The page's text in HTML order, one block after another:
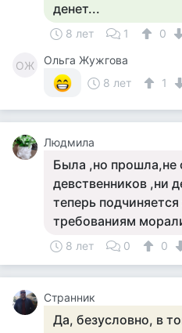
денет...
8 лет 1 0
ОЖ
Ольга Жужгова
8 лет
1
Людмила
Была ,но прошла,не
девственников ,ни
теперь
требованиям
8 лет 0 0
Странник
Да, безусловно, в